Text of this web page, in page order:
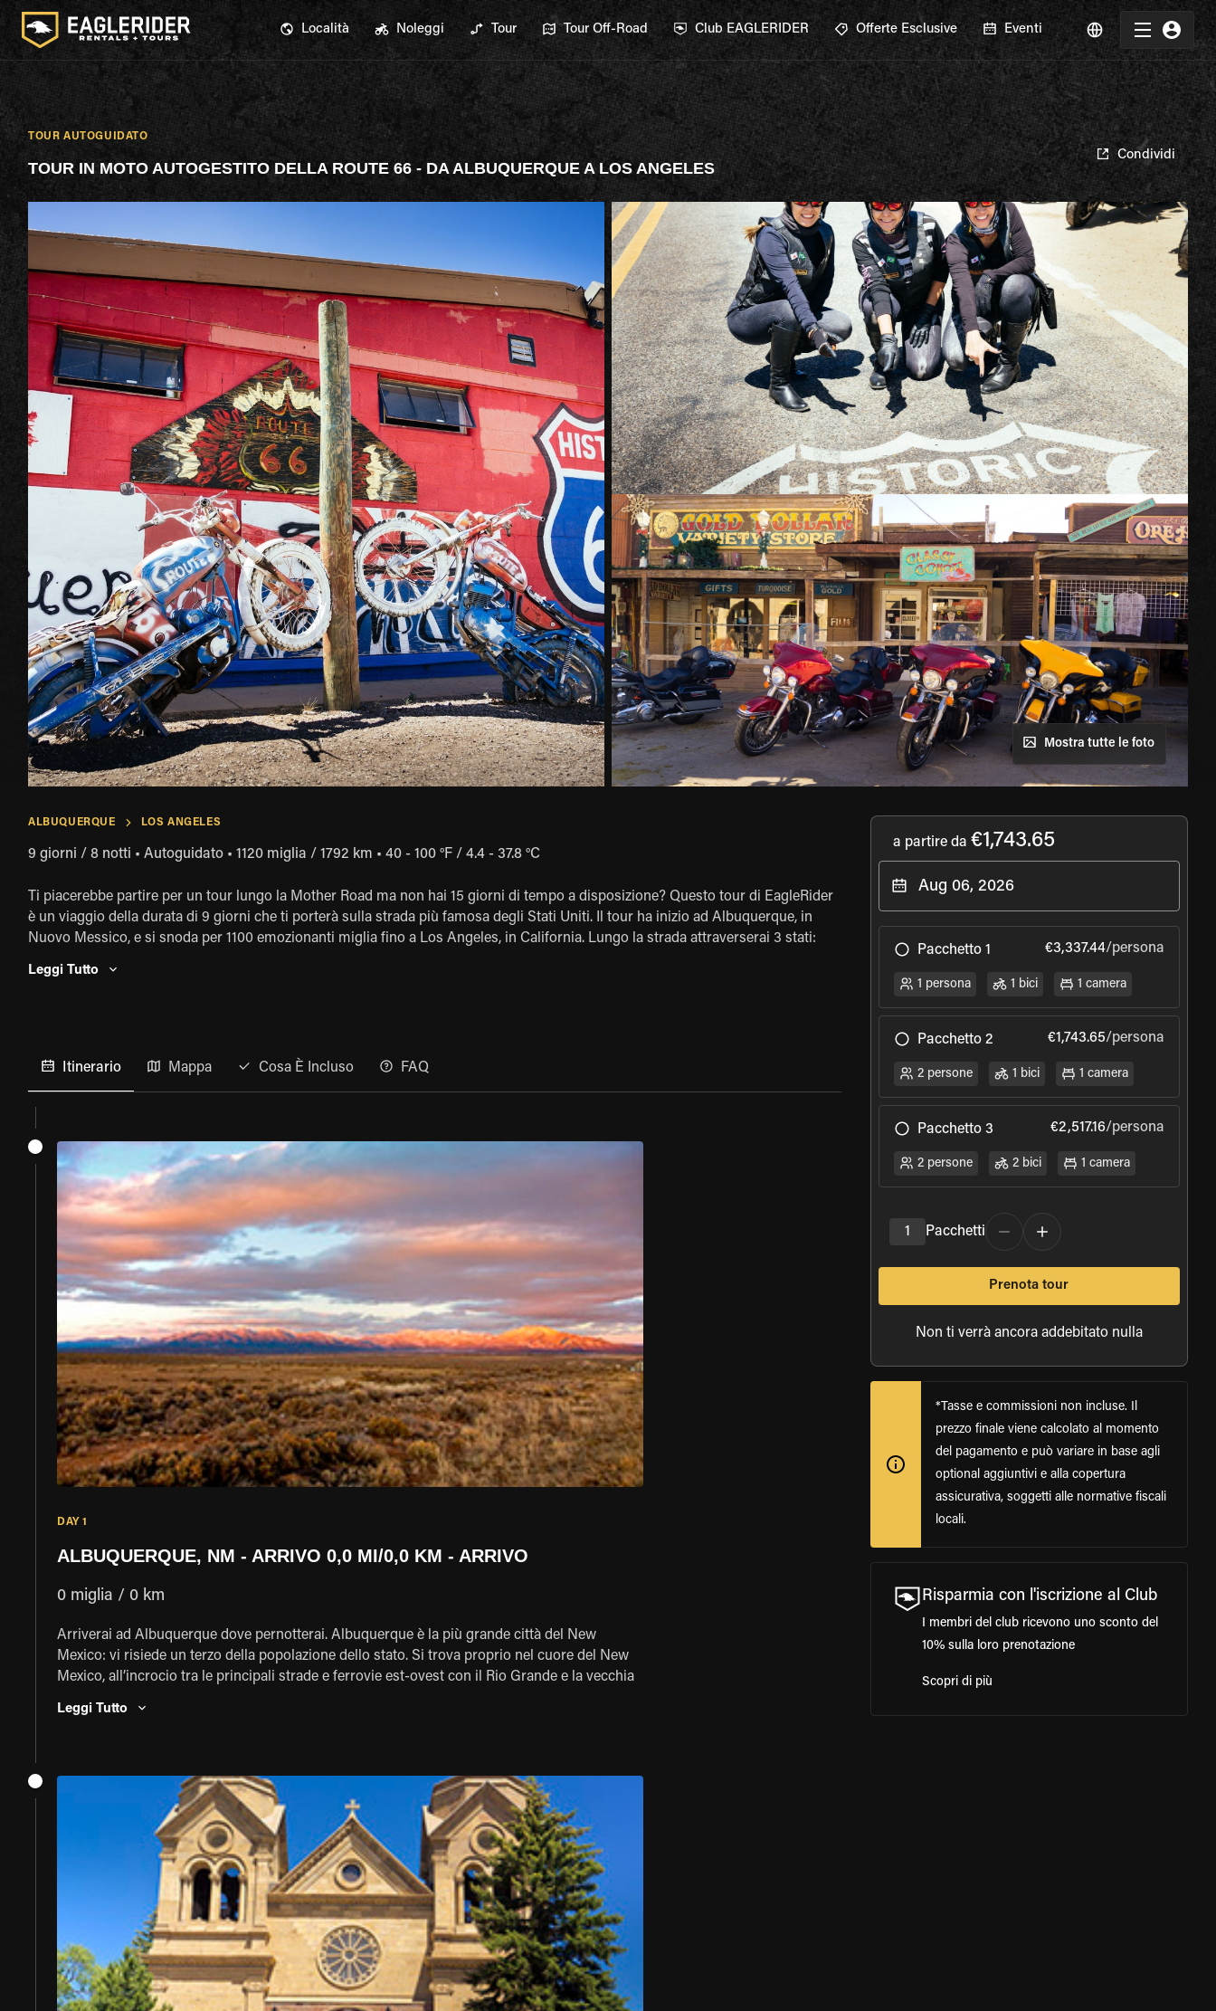
Località Noleggi Tour Tour Off-Road Club EAGLERIDER Offerte Esclusive Eventi
TOUR AUTOGUIDATO
TOUR IN MOTO AUTOGESTITO DELLA ROUTE 66 - DA ALBUQUERQUE A LOS ANGELES
Condividi
Mostra tutte le foto
ALBUQUERQUE LOS ANGELES
9 giorni / 8 notti • Autoguidato • 1120 miglia / 1792 km • 40 - 100 °F / 4.4 - 37.8 °C
Ti piacerebbe partire per un tour lungo la Mother Road ma non hai 15 giorni di tempo a disposizione? Questo tour di EagleRider
è un viaggio della durata di 9 giorni che ti porterà sulla strada più famosa degli Stati Uniti. Il tour ha inizio ad Albuquerque, in
Nuovo Messico, e si snoda per 1100 emozionanti miglia fino a Los Angeles, in California. Lungo la strada attraverserai 3 stati:
Los Angeles avrai fatto il giro del meglio del "Mainstream of America", la Route 66! Questo tour può anche iniziare dalla nostra
Road Glide, l’Harley-Davidson Street Glide Touring Edition, l’Harley-Davidson Road Glide Ultra, l’Harley-Davidson Road Glide
BMW R nineT Urban G/S, e la Triumph Scrambler.
Leggi Tutto
Itinerario Mappa Cosa È Incluso FAQ
DAY 1
ALBUQUERQUE, NM - ARRIVO 0,0 MI/0,0 KM - ARRIVO
0 miglia / 0 km
Arriverai ad Albuquerque dove pernotterai. Albuquerque è la più grande città del New
Mexico: vi risiede un terzo della popolazione dello stato. Si trova proprio nel cuore del New
Mexico, all’incrocio tra le principali strade e ferrovie est-ovest con il Rio Grande e la vecchia
Leggi Tutto
a partire da €1,743.65
Pacchetto 1 €3,337.44/persona
1 persona 1 bici 1 camera
Pacchetto 2 €1,743.65/persona
2 persone 1 bici 1 camera
Pacchetto 3 €2,517.16/persona
2 persone 2 bici 1 camera
1 Pacchetti
Prenota tour
Non ti verrà ancora addebitato nulla
*Tasse e commissioni non incluse. Il
prezzo finale viene calcolato al momento
del pagamento e può variare in base agli
optional aggiuntivi e alla copertura
assicurativa, soggetti alle normative fiscali
locali.
Risparmia con l'iscrizione al Club
I membri del club ricevono uno sconto del
10% sulla loro prenotazione
Scopri di più